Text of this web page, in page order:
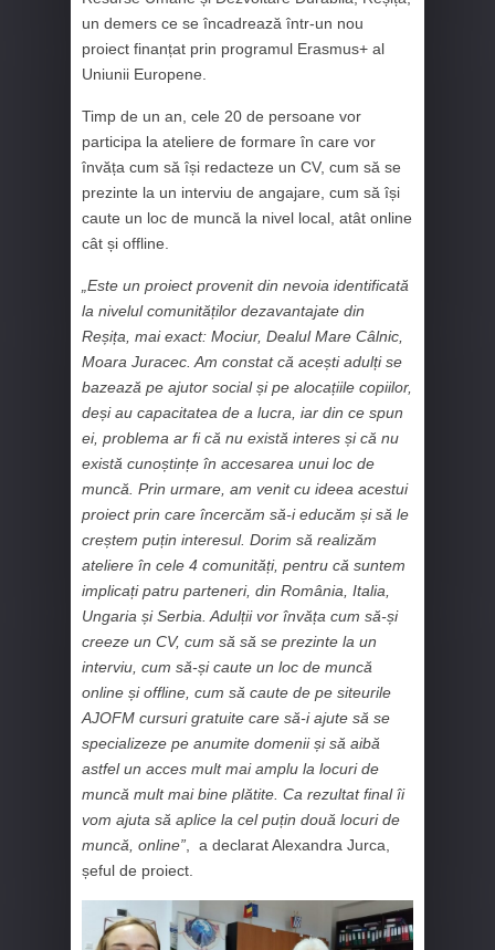
un demers ce se încadrează într-un nou
proiect finanțat prin programul Erasmus+ al
Uniunii Europene.
Timp de un an, cele 20 de persoane vor
participa la ateliere de formare în care vor
învăța cum să își redacteze un CV, cum să se
prezinte la un interviu de angajare, cum să își
caute un loc de muncă la nivel local, atât online
cât și offline.
„Este un proiect provenit din nevoia identificată
la nivelul comunităților dezavantajate din
Reșița, mai exact: Mociur, Dealul Mare Câlnic,
Moara Juracec. Am constat că acești adulți se
bazează pe ajutor social și pe alocațiile copiilor,
deși au capacitatea de a lucra, iar din ce spun
ei, problema ar fi că nu există interes și că nu
există cunoștințe în accesarea unui loc de
muncă. Prin urmare, am venit cu ideea acestui
proiect prin care încercăm să-i educăm și să le
creștem puțin interesul. Dorim să realizăm
ateliere în cele 4 comunități, pentru că suntem
implicați patru parteneri, din România, Italia,
Ungaria și Serbia. Adulții vor învăța cum să-și
creeze un CV, cum să să se prezinte la un
interviu, cum să-și caute un loc de muncă
online și offline, cum să caute de pe siteurile
AJOFM cursuri gratuite care să-i ajute să se
specializeze pe anumite domenii și să aibă
astfel un acces mult mai amplu la locuri de
muncă mult mai bine plătite. Ca rezultat final îi
vom ajuta să aplice la cel puțin două locuri de
muncă, online”, a declarat Alexandra Jurca,
șeful de proiect.